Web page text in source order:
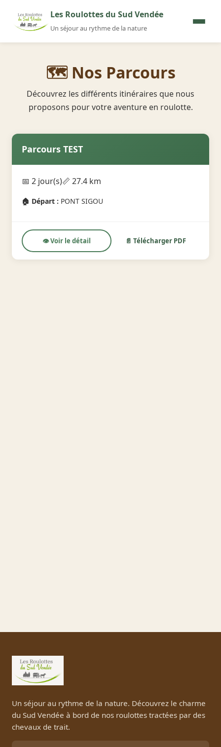
Les Roulottes du Sud Vendée
Un séjour au rythme de la nature
🗺️ Nos Parcours
Découvrez les différents itinéraires que nous
proposons pour votre aventure en roulotte.
Parcours TEST
📅 2 jour(s)📏 27.4 km
🏠 Départ : PONT SIGOU
👁️ Voir le détail 📄 Télécharger PDF
Un séjour au rythme de la nature. Découvrez le charme
du Sud Vendée à bord de nos roulottes tractées par des
chevaux de trait.